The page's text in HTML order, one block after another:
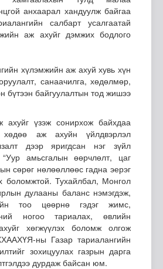
анхаарал хандуулж байгаа
салбарт усалгаатай
аж ахуйг дэмжих бодлого
хүлэмжийн аж ахуй хувь хүн
санаачилга, хөдөлмөр,
бүтээн байгуулалтын тод жишээ
ахуйг үзэж сонирхож байхдаа
хөдөө аж ахуйн үйлдвэрлэл
дээр яригдсан нэг зүйл
амьсгалын өөрчлөлт, цаг
сөрөг нөлөөллөөс гадна эерэг
боломжтой. Тухайлбал, Монгол
дулааны баланс нэмэгдэж,
тоо цөөрнө гэдэг жимс,
ногоо тариалах, өвлийн
хөгжүүлэх боломж олгож
ны Газар тариалангийн
зохицуулах газрын дарга
дурдаж байсан юм.